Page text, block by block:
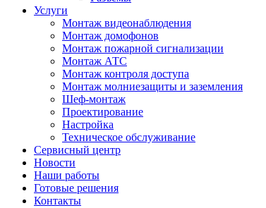
Услуги
Монтаж видеонаблюдения
Монтаж домофонов
Монтаж пожарной сигнализации
Монтаж АТС
Монтаж контроля доступа
Монтаж молниезащиты и заземления
Шеф-монтаж
Проектирование
Настройка
Техническое обслуживание
Сервисный центр
Новости
Наши работы
Готовые решения
Контакты